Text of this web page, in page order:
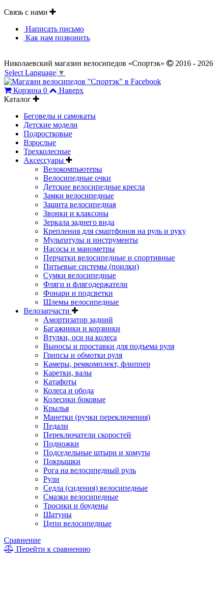
Связь с нами
Написать письмо
Как нам позвонить
Николаевский магазин велосипедов «Спортэк»
2016 - 2026
Select Language ▼
Корзина 0
Наверх
Каталог
Беговелы и самокаты
Детские модели
Подростковые
Взрослые
Трехколесные
Аксессуары
Велокомпьютеры
Велосипедные очки
Детские велосипедные кресла
Замки велосипедные
Защита велосипедная
Звонки и клаксоны
Зеркала заднего вида
Крепления для смартфонов на руль и руку
Мультитулы и инструменты
Насосы и манометры
Перчатки велосипедные и спортивные
Питьевые системы (поилки)
Сумки велосипедные
Фляги и флягодержатели
Фонари и подсветки
Шлемы велосипедные
Велозапчасти
Амортизатор задний
Багажники и корзинки
Втулки, оси на колеса
Выносы и проставки для подъема руля
Грипсы и обмотки руля
Камеры, ремкомплект, флиппер
Каретки, валы
Катафоты
Колеса и обода
Колесики боковые
Крылья
Манетки (ручки переключения)
Педали
Переключатели скоростей
Подножки
Подседельные штыри и хомуты
Покрышки
Рога на велосипедный руль
Рули
Седла (сидения) велосипедные
Смазки велосипедные
Тросики и боудены
Шатуны
Цепи велосипедные
Сравнение
Перейти к сравнению